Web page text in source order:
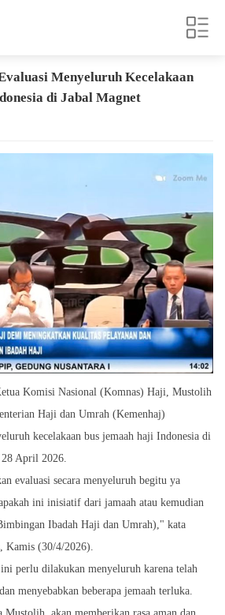
Menyeluruh Kecelakaan
di Jabal Magnet
Komisi Nasional (Komnas) Haji, Mustolih
Haji dan Umrah (Kemenhaj)
kecelakaan bus jemaah haji Indonesia di
April 2026.
evaluasi secara menyeluruh begitu ya
ini inisiatif dari jamaah atau kemudian
Ibadah Haji dan Umrah)," kata
Kamis (30/4/2026).
perlu dilakukan menyeluruh karena telah
menyebabkan beberapa jemaah terluka.